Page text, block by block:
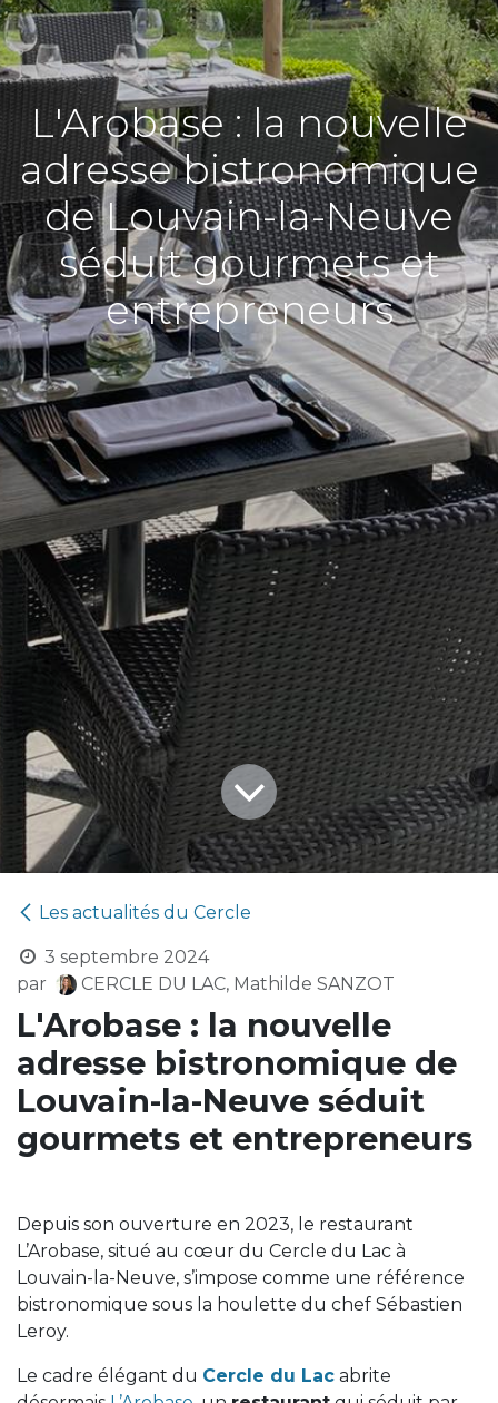
L'Arobase : la nouvelle
adresse bistronomique
de Louvain-la-Neuve
séduit gourmets et
entrepreneurs
Les actualités du Cercle
3 septembre 2024
par
CERCLE DU LAC, Mathilde SANZOT
L'Arobase : la nouvelle
adresse bistronomique de
Louvain-la-Neuve séduit
gourmets et entrepreneurs
Depuis son ouverture en 2023, le restaurant
L’Arobase, situé au cœur du Cercle du Lac à
Louvain-la-Neuve, s’impose comme une référence
bistronomique sous la houlette du chef Sébastien
Leroy.
Le cadre élégant du Cercle du Lac abrite